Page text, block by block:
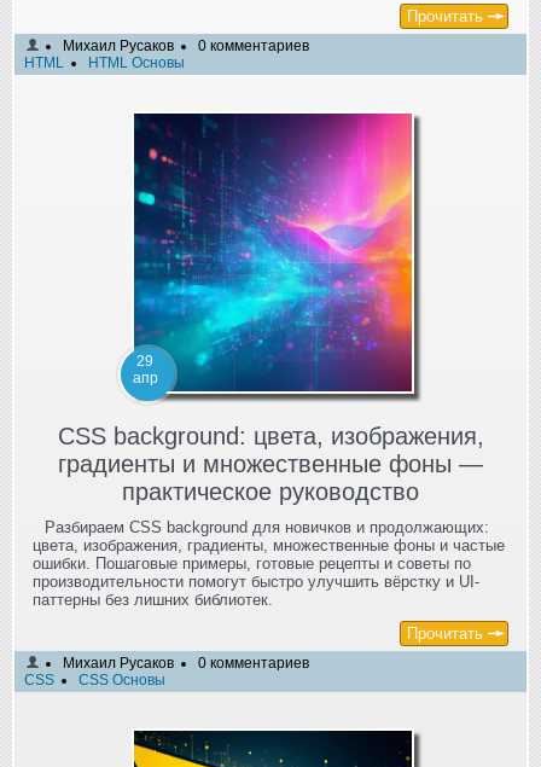
Прочитать
Михаил Русаков
0 комментариев
HTML
HTML Основы
29
апр
CSS background: цвета, изображения,
градиенты и множественные фоны —
практическое руководство
Разбираем CSS background для новичков и продолжающих:
цвета, изображения, градиенты, множественные фоны и частые
ошибки. Пошаговые примеры, готовые рецепты и советы по
производительности помогут быстро улучшить вёрстку и UI-
паттерны без лишних библиотек.
Прочитать
Михаил Русаков
0 комментариев
CSS
CSS Основы